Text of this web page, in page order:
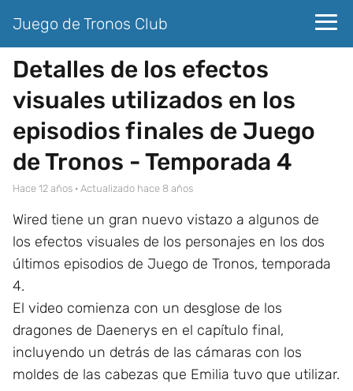
Juego de Tronos Club
Detalles de los efectos
visuales utilizados en los
episodios finales de Juego
de Tronos - Temporada 4
hace 12 años · Actualizado hace 8 años
Wired tiene un gran nuevo vistazo a algunos de
los efectos visuales de los personajes en los dos
últimos episodios de Juego de Tronos, temporada
4.
El video comienza con un desglose de los
dragones de Daenerys en el capítulo final,
incluyendo un detrás de las cámaras con los
moldes de las cabezas que Emilia tuvo que utilizar.